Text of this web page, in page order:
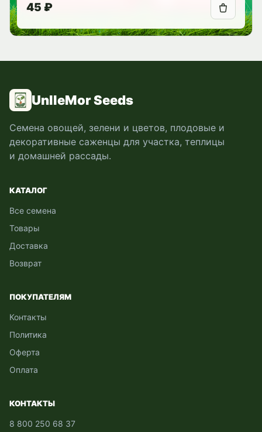
45 ₽
UnlleMor Seeds
Семена овощей, зелени и цветов, плодовые и
декоративные саженцы для участка, теплицы
и домашней рассады.
КАТАЛОГ
Все семена
Товары
Доставка
Возврат
ПОКУПАТЕЛЯМ
Контакты
Политика
Оферта
Оплата
КОНТАКТЫ
8 800 250 68 37